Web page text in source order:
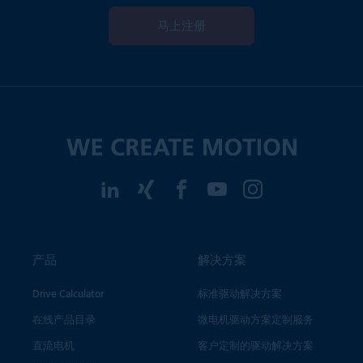
马上注册
产品
Drive Calculator
在线产品目录
直流电机
解决方案
标准驱动解决方案
微电机驱动方案定制服务
客户定制的驱动解决方案